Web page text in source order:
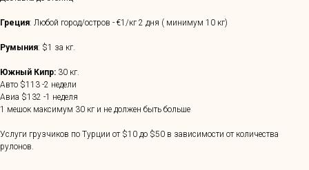
Греция: Любой город/остров - €1/кг 2 дня ( минимум 10 кг)
Румыния: $1 за кг.
Южный Кипр: 30 кг.
Авто $113 -2 недели
Авиа $132 -1 неделя
1 мешок максимум 30 кг и не должен быть больше
Услуги грузчиков по Турции от $10 до $50 в зависимости от количества
рулонов.